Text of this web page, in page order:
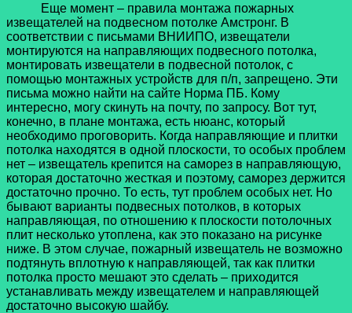
Еще момент – правила монтажа пожарных
извещателей на подвесном потолке Амстронг. В
соответствии с письмами ВНИИПО, извещатели
монтируются на направляющих подвесного потолка,
монтировать извещатели в подвесной потолок, с
помощью монтажных устройств для п/п, запрещено. Эти
письма можно найти на сайте Норма ПБ. Кому
интересно, могу скинуть на почту, по запросу. Вот тут,
конечно, в плане монтажа, есть нюанс, который
необходимо проговорить. Когда направляющие и плитки
потолка находятся в одной плоскости, то особых проблем
нет – извещатель крепится на саморез в направляющую,
которая достаточно жесткая и поэтому, саморез держится
достаточно прочно. То есть, тут проблем особых нет. Но
бывают варианты подвесных потолков, в которых
направляющая, по отношению к плоскости потолочных
плит несколько утоплена, как это показано на рисунке
ниже. В этом случае, пожарный извещатель не возможно
подтянуть вплотную к направляющей, так как плитки
потолка просто мешают это сделать – приходится
устанавливать между извещателем и направляющей
достаточно высокую шайбу.